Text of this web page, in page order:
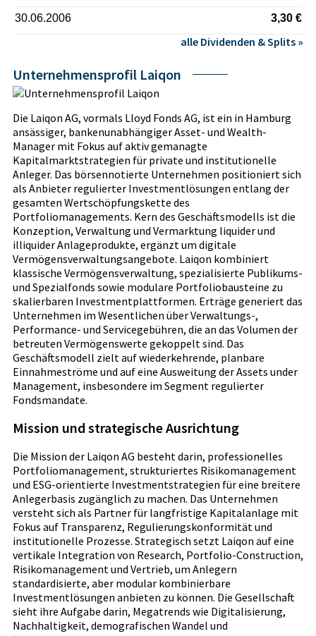
30.06.2006 3,30 €
alle Dividenden & Splits »
Unternehmensprofil Laiqon
Die Laiqon AG, vormals Lloyd Fonds AG, ist ein in Hamburg
ansässiger, bankenunabhängiger Asset- und Wealth-
Manager mit Fokus auf aktiv gemanagte
Kapitalmarktstrategien für private und institutionelle
Anleger. Das börsennotierte Unternehmen positioniert sich
als Anbieter regulierter Investmentlösungen entlang der
gesamten Wertschöpfungskette des
Portfoliomanagements. Kern des Geschäftsmodells ist die
Konzeption, Verwaltung und Vermarktung liquider und
illiquider Anlageprodukte, ergänzt um digitale
Vermögensverwaltungsangebote. Laiqon kombiniert
klassische Vermögensverwaltung, spezialisierte Publikums-
und Spezialfonds sowie modulare Portfoliobausteine zu
skalierbaren Investmentplattformen. Erträge generiert das
Unternehmen im Wesentlichen über Verwaltungs-,
Performance- und Servicegebühren, die an das Volumen der
betreuten Vermögenswerte gekoppelt sind. Das
Geschäftsmodell zielt auf wiederkehrende, planbare
Einnahmeströme und auf eine Ausweitung der Assets under
Management, insbesondere im Segment regulierter
Fondsmandate.
Mission und strategische Ausrichtung
Die Mission der Laiqon AG besteht darin, professionelles
Portfoliomanagement, strukturiertes Risikomanagement
und ESG-orientierte Investmentstrategien für eine breitere
Anlegerbasis zugänglich zu machen. Das Unternehmen
versteht sich als Partner für langfristige Kapitalanlage mit
Fokus auf Transparenz, Regulierungskonformität und
institutionelle Prozesse. Strategisch setzt Laiqon auf eine
vertikale Integration von Research, Portfolio-Construction,
Risikomanagement und Vertrieb, um Anlegern
standardisierte, aber modular kombinierbare
Investmentlösungen anbieten zu können. Die Gesellschaft
sieht ihre Aufgabe darin, Megatrends wie Digitalisierung,
Nachhaltigkeit, demografischen Wandel und